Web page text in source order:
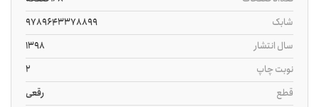
شابک
9789643378899
سال انتشار
1398
نوبت چاپ
2
قطع
رقعی